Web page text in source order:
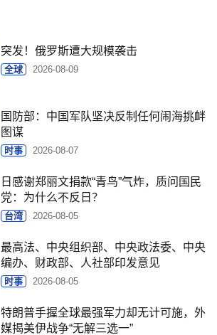
突发！俄罗斯遭大规模袭击
全球 2026-08-09
国防部：中国军队坚决反制任何闹海挑衅
图谋
时事 2026-08-07
日感谢郑丽文捐款“青鸟”气炸，质问国民
党：为什么不反日？
台湾 2026-08-05
最高法、中央组织部、中央政法委、中央
编办、财政部、人社部印发意见
时事 2026-08-05
特朗普手握全球最强军力却无计可施，外
媒揭美伊战争“无解三选一”